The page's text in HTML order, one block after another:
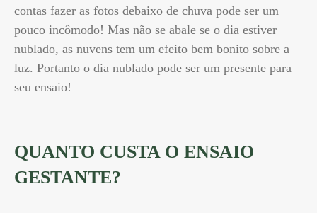
contas fazer as fotos debaixo de chuva pode ser um
pouco incômodo! Mas não se abale se o dia estiver
nublado, as nuvens tem um efeito bem bonito sobre a
luz. Portanto o dia nublado pode ser um presente para
seu ensaio!
QUANTO CUSTA O ENSAIO
GESTANTE?